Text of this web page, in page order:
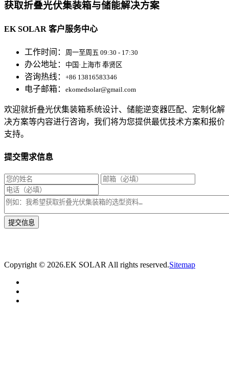
获取折叠光伏集装箱与储能解决方案
EK SOLAR 客户服务中心
工作时间： 周一至周五 09:30 - 17:30
办公地址： 中国·上海市 奉贤区
咨询热线： +86 13816583346
电子邮箱： ekomedsolar@gmail.com
欢迎就折叠光伏集装箱系统设计、储能逆变器匹配、定制化解
决方案等内容进行咨询，我们将为您提供最优技术方案和报价
支持。
提交需求信息
Copyright © 2026.EK SOLAR All rights reserved.Sitemap